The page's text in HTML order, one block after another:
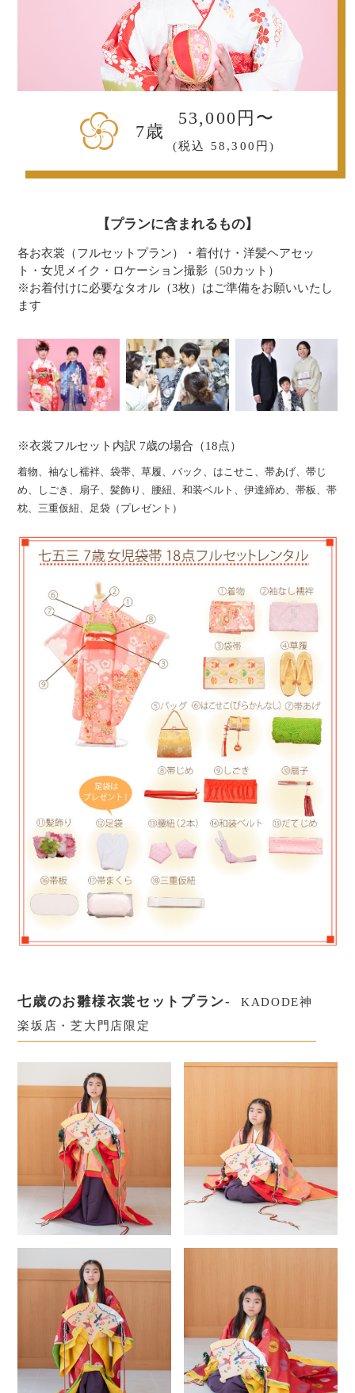
7歳
53,000円〜
(税込 58,300円)
【プランに含まれるもの】
各お衣裳（フルセットプラン）・着付け・洋髪ヘアセッ
ト・女児メイク・ロケーション撮影（50カット）
※お着付けに必要なタオル（3枚）はご準備をお願いいたし
ます
※衣裳フルセット内訳 7歳の場合（18点）
着物、袖なし襦袢、袋帯、草履、バック、はこせこ、帯あげ、帯じ
め、しごき、扇子、髪飾り、腰紐、和装ベルト、伊達締め、帯板、帯
枕、三重仮紐、足袋（プレゼント）
七歳のお雛様衣裳セットプラン-
KADODE神
楽坂店・芝大門店限定